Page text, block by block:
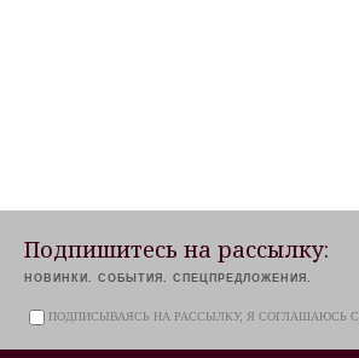
Подпишитесь на рассылку:
НОВИНКИ. СОБЫТИЯ. СПЕЦПРЕДЛОЖЕНИЯ.
ПОДПИСЫВАЯСЬ НА РАССЫЛКУ, Я СОГЛАШАЮСЬ С